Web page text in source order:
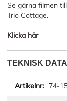
Se gärna filmen
Trio Cottage.
Klicka här
TEKNISK DATA
74-